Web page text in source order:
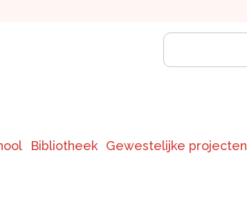
Bibliotheek Gewestelijke projecten